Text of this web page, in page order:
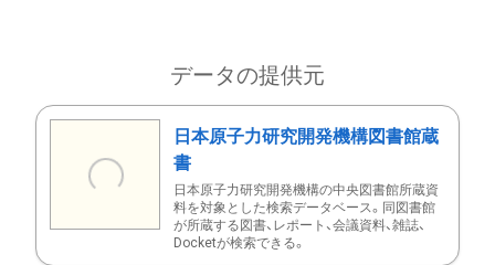
データの提供元
日本原子力研究開発機構図書館蔵
書
日本原子力研究開発機構の中央図書館所蔵資
料を対象とした検索データベース。同図書館
が所蔵する図書、レポート、会議資料、雑誌、
Docketが検索できる。